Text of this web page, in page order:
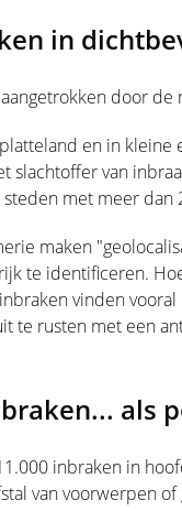
in
door de
en in
slachtoffer van
met meer
maken
te identificeren.
vinden
te rusten met een
als
inbraken in
van voorwerpen